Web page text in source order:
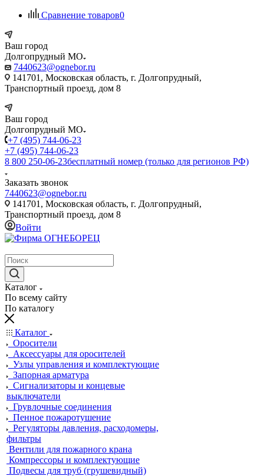
Сравнение товаров0
Ваш город
Долгопрудный МО
7440623@ognebor.ru
141701, Московская область, г. Долгопрудный,
Транспортный проезд, дом 8
Ваш город
Долгопрудный МО
+7 (495) 744-06-23
+7 (495) 744-06-23
8 800 250-06-23бесплатный номер (только для регионов РФ)
Заказать звонок
7440623@ognebor.ru
141701, Московская область, г. Долгопрудный,
Транспортный проезд, дом 8
Войти
Каталог
По всему сайту
По каталогу
Каталог
Оросители
Аксессуары для оросителей
Узлы управления и комплектующие
Запорная арматура
Сигнализаторы и концевые
выключатели
Грувлочные соединения
Пенное пожаротушение
Регуляторы давления, расходомеры,
фильтры
Вентили для пожарного крана
Компрессоры и комплектующие
Подвесы для труб (грушевидный)